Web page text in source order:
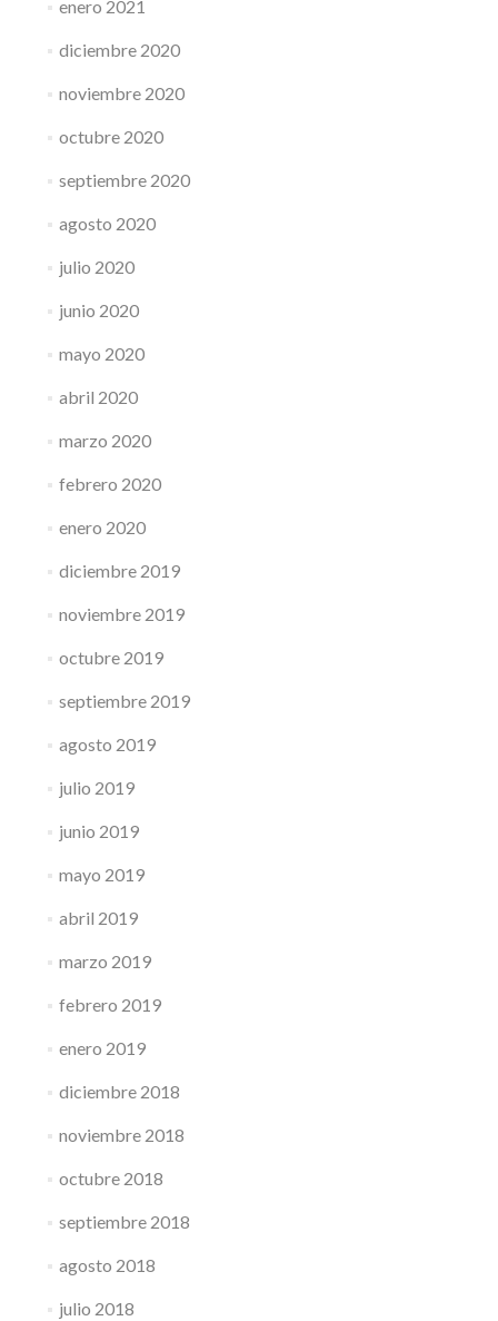
enero 2021
diciembre 2020
noviembre 2020
octubre 2020
septiembre 2020
agosto 2020
julio 2020
junio 2020
mayo 2020
abril 2020
marzo 2020
febrero 2020
enero 2020
diciembre 2019
noviembre 2019
octubre 2019
septiembre 2019
agosto 2019
julio 2019
junio 2019
mayo 2019
abril 2019
marzo 2019
febrero 2019
enero 2019
diciembre 2018
noviembre 2018
octubre 2018
septiembre 2018
agosto 2018
julio 2018